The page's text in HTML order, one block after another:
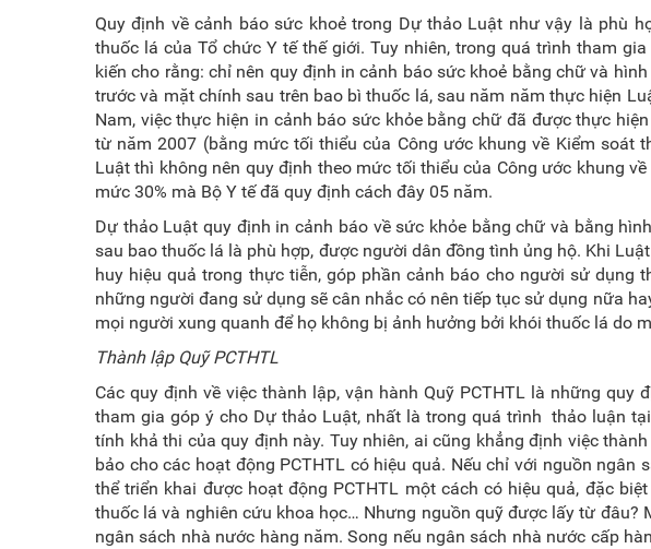
Quy định về cảnh báo sức khoẻ trong Dự thảo Luật như vậy là phù
thuốc lá của Tổ chức Y tế thế giới. Tuy nhiên, trong quá trình tham
kiến cho rằng: chỉ nên quy định in cảnh báo sức khoẻ bằng chữ và
trước và mặt chính sau trên bao bì thuốc lá, sau năm năm thực hiện
Nam, việc thực hiện in cảnh báo sức khỏe bằng chữ đã được thực
từ năm 2007 (bằng mức tối thiểu của Công ước khung về Kiểm soát
Luật thì không nên quy định theo mức tối thiểu của Công ước khung
mức 30% mà Bộ Y tế đã quy định cách đây 05 năm.
Dự thảo Luật quy định in cảnh báo về sức khỏe bằng chữ và bằng
sau bao thuốc lá là phù hợp, được người dân đồng tình ủng hộ. Khi
huy hiệu quả trong thực tiễn, góp phần cảnh báo cho người sử dụng
những người đang sử dụng sẽ cân nhắc có nên tiếp tục sử dụng nữa
mọi người xung quanh để họ không bị ảnh hưởng bởi khói thuốc lá do
Thành lập Quỹ PCTHTL
Các quy định về việc thành lập, vận hành Quỹ PCTHTL là những
tham gia góp ý cho Dự thảo Luật, nhất là trong quá trình thảo luận
tính khả thi của quy định này. Tuy nhiên, ai cũng khẳng định việc
bảo cho các hoạt động PCTHTL có hiệu quả. Nếu chỉ với nguồn
thể triển khai được hoạt động PCTHTL một cách có hiệu quả, đặc
thuốc lá và nghiên cứu khoa học… Nhưng nguồn quỹ được lấy từ đâu?
ngân sách nhà nước hàng năm. Song nếu ngân sách nhà nước cấp